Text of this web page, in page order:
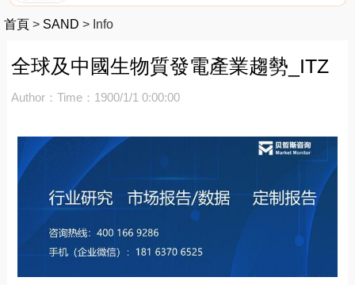
首頁 > SAND > Info
全球及中國生物質發電產業趨勢_ITZ
Author： Time：1900/1/1 0:00:00